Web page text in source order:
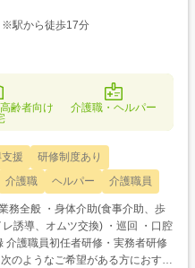
※駅から徒歩17分
齢者向け
介護職・ヘルパー
援
研修制度あり
介護職 ヘルパー 介護職員
務全般 ・身体介助(食事介助、歩
誘導、オムツ交換) ・巡回 ・口腔